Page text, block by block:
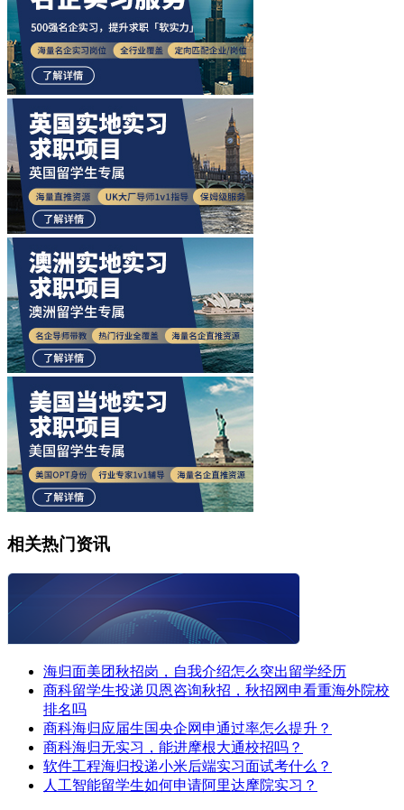
相关热门资讯
海归面美团秋招岗，自我介绍怎么突出留学经历
商科留学生投递贝恩咨询秋招，秋招网申看重海外院校
排名吗
商科海归应届生国央企网申通过率怎么提升？
商科海归无实习，能进摩根大通校招吗？
软件工程海归投递小米后端实习面试考什么？
人工智能留学生如何申请阿里达摩院实习？